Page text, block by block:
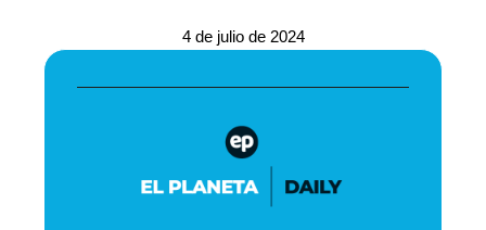
4 de julio de 2024